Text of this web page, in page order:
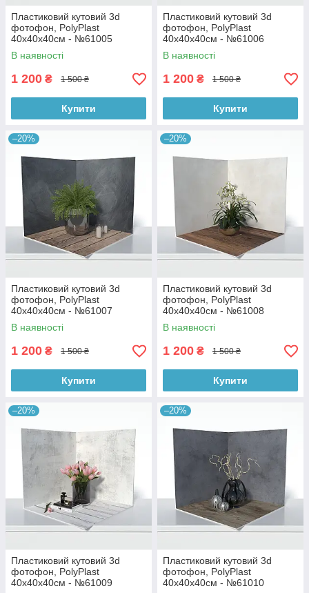
Пластиковий кутовий 3d
фотофон, PolyPlast
40x40x40см - №61005
В наявності
1 200 ₴ 1 500 ₴
Купити
Пластиковий кутовий 3d
фотофон, PolyPlast
40x40x40см - №61006
В наявності
1 200 ₴ 1 500 ₴
Купити
–20%
Пластиковий кутовий 3d
фотофон, PolyPlast
40x40x40см - №61007
В наявності
1 200 ₴ 1 500 ₴
Купити
–20%
Пластиковий кутовий 3d
фотофон, PolyPlast
40x40x40см - №61008
В наявності
1 200 ₴ 1 500 ₴
Купити
–20%
Пластиковий кутовий 3d
фотофон, PolyPlast
40x40x40см - №61009
–20%
Пластиковий кутовий 3d
фотофон, PolyPlast
40x40x40см - №61010